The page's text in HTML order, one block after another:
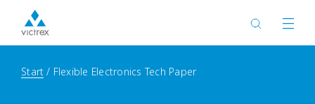
Start Flexible Electronics Tech Paper